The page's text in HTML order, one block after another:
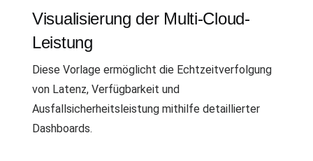
Visualisierung der Multi-Cloud-
Leistung
Diese Vorlage ermöglicht die Echtzeitverfolgung
von Latenz, Verfügbarkeit und
Ausfallsicherheitsleistung mithilfe detaillierter
Dashboards.